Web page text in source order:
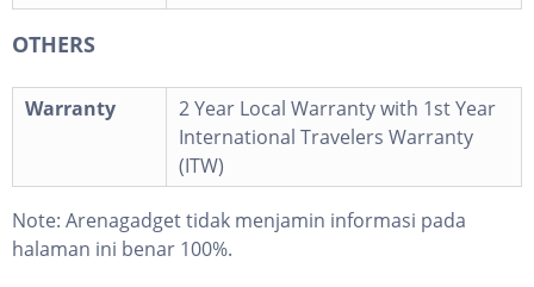
OTHERS
Warranty
2 Year Local Warranty with 1st Year
International Travelers Warranty
(ITW)
Note: Arenagadget tidak menjamin informasi pada
halaman ini benar 100%.